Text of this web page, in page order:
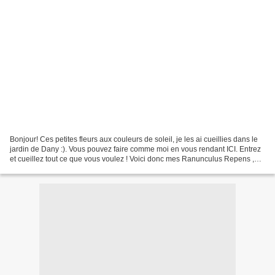
Bonjour! Ces petites fleurs aux couleurs de soleil, je les ai cueillies dans le
jardin de Dany :). Vous pouvez faire comme moi en vous rendant ICI. Entrez
et cueillez tout ce que vous voulez ! Voici donc mes Ranunculus Repens ,